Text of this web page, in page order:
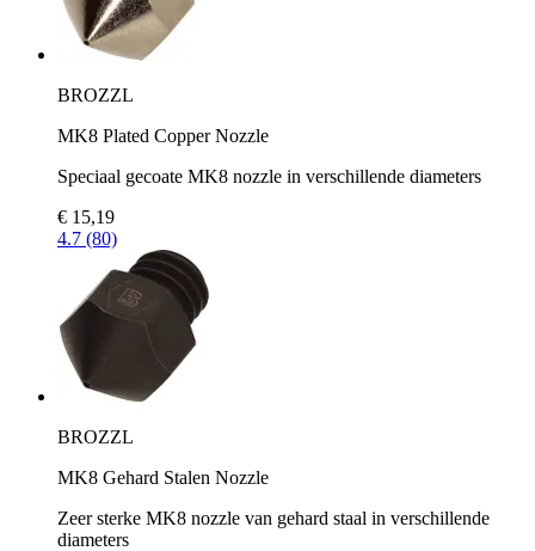
BROZZL
MK8 Plated Copper Nozzle
Speciaal gecoate MK8 nozzle in verschillende diameters
€ 15,19
4.7 (80)
BROZZL
MK8 Gehard Stalen Nozzle
Zeer sterke MK8 nozzle van gehard staal in verschillende
diameters